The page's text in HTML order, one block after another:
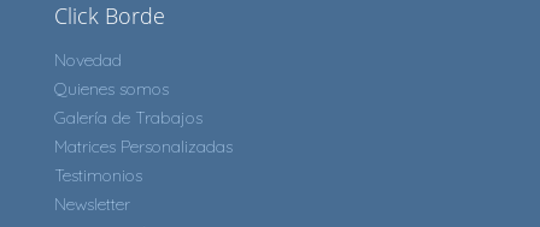
Click Borde
Novedad
Quienes somos
Galería de Trabajos
Matrices Personalizadas
Testimonios
Newsletter